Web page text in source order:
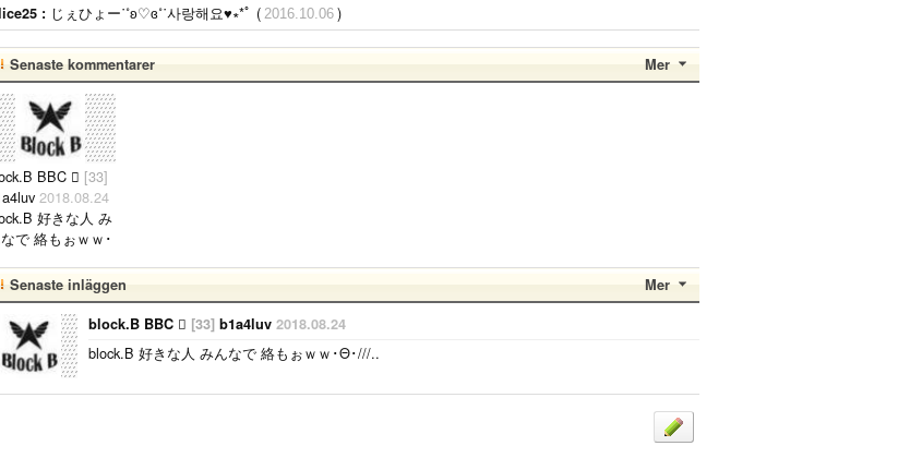
: じぇひょー˙˚ʚ♡ɞ˚˙사랑해요♥︎∗*ﾟ ( 2016.10.06 )
Mer
Senaste kommentarer
BBC  [33]
2018.08.24
好きな人 み
で 絡もぉｗｗ･
Mer
Senaste inläggen
block.B BBC  [33] b1a4luv 2018.08.24
block.B 好きな人 みんなで 絡もぉｗｗ･Θ･///..